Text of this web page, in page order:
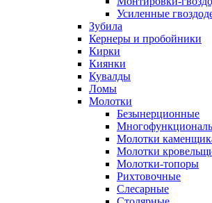
Усиленные
Зубила
Кернеры и пробойники
Кирки
Киянки
Кувалды
Ломы
Молотки
Безынерционные
Молотки
Молотки
Молотки-топоры
Рихтовочные
Слесарные